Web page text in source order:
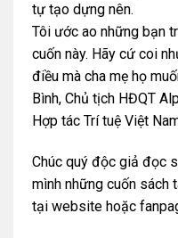
tự tạo dựng nên.
Tôi ước ao những bạn
cuốn này. Hãy cứ coi
điều mà cha mẹ họ
Bình, Chủ tịch HĐQT
Hợp tác Trí tuệ Việt
Chúc quý độc giả đọc
mình những cuốn sách
tại websitehoặc